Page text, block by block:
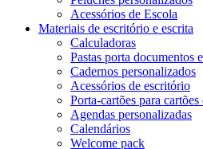
Acessórios de Escola
Materiais de escritório e escrita
Calculadoras
Pastas porta documentos
Cadernos personalizados
Acessórios de escritório
Porta-cartões para cartões
Agendas personalizadas
Calendários
Welcome pack